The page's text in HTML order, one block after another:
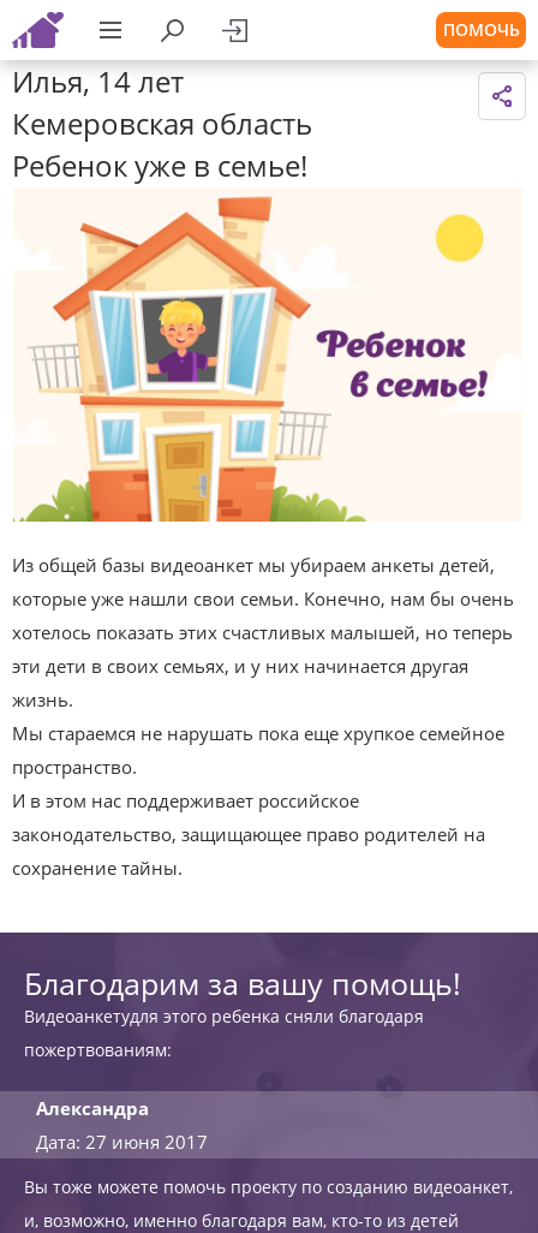
ПОМОЧЬ
Илья, 14 лет
Кемеровская область
Ребенок уже в семье!
Из общей базы видеоанкет мы убираем анкеты детей,
которые уже нашли свои семьи. Конечно, нам бы очень
хотелось показать этих счастливых малышей, но теперь
эти дети в своих семьях, и у них начинается другая
жизнь.
Мы стараемся не нарушать пока еще хрупкое семейное
пространство.
И в этом нас поддерживает российское
законодательство, защищающее право родителей на
сохранение тайны.
Благодарим за вашу помощь!
Видеоанкетудля этого ребенка сняли благодаря
пожертвованиям:
Александра
Дата: 27 июня 2017
Вы тоже можете помочь проекту по созданию видеоанкет,
и, возможно, именно благодаря вам, кто-то из детей